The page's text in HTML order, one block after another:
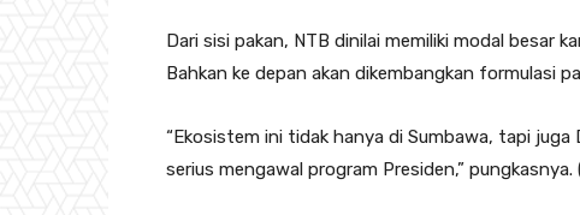
Dari sisi pakan, NTB dinilai memiliki modal besar
Bahkan ke depan akan dikembangkan formulasi
“Ekosistem ini tidak hanya di Sumbawa, tapi
serius mengawal program Presiden,” pungkasnya.